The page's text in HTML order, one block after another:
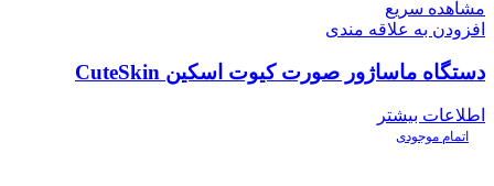
مشاهده سریع
افزودن به علاقه مندی
دستگاه ماساژور صورت کیوت اسکین CuteSkin
اطلاعات بیشتر
اتمام موجودی